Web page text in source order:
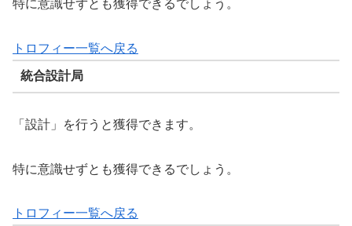
特に意識せずとも獲得できるでしょう。
トロフィー一覧へ戻る
統合設計局
「設計」を行うと獲得できます。
特に意識せずとも獲得できるでしょう。
トロフィー一覧へ戻る